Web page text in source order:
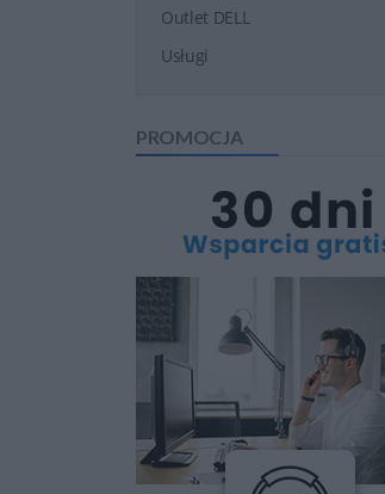
Outlet DELL
Usługi
PROMOCJA